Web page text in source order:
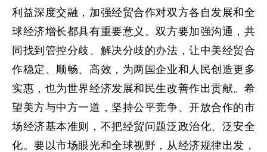
利益深度交融，加强经贸合作对双方各自发展和全
球经济增长都具有重要意义。双方要加强沟通，共
同找到管控分歧、解决分歧的办法，让中美经贸合
作稳定、顺畅、高效，为两国企业和人民创造更多
实惠，也为世界经济发展和民生改善作出贡献。希
望美方与中方一道，坚持公平竞争、开放合作的市
场经济基本准则，不把经贸问题泛政治化、泛安全
化。要以市场眼光和全球视野，从经济规律出发，